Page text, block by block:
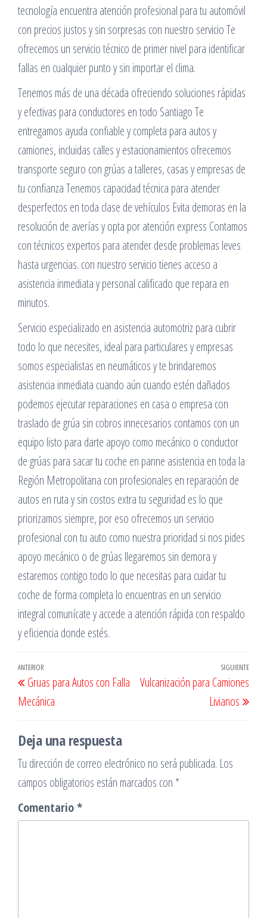
tecnología encuentra atención profesional para tu automóvil
con precios justos y sin sorpresas con nuestro servicio Te
ofrecemos un servicio técnico de primer nivel para identificar
fallas en cualquier punto y sin importar el clima.
Tenemos más de una década ofreciendo soluciones rápidas
y efectivas para conductores en todo Santiago Te
entregamos ayuda confiable y completa para autos y
camiones, incluidas calles y estacionamientos ofrecemos
transporte seguro con grúas a talleres, casas y empresas de
tu confianza Tenemos capacidad técnica para atender
desperfectos en toda clase de vehículos Evita demoras en la
resolución de averías y opta por atención express Contamos
con técnicos expertos para atender desde problemas leves
hasta urgencias. con nuestro servicio tienes acceso a
asistencia inmediata y personal calificado que repara en
minutos.
Servicio especializado en asistencia automotriz para cubrir
todo lo que necesites, ideal para particulares y empresas
somos especialistas en neumáticos y te brindaremos
asistencia inmediata cuando aún cuando estén dañados
podemos ejecutar reparaciones en casa o empresa con
traslado de grúa sin cobros innecesarios contamos con un
equipo listo para darte apoyo como mecánico o conductor
de grúas para sacar tu coche en panne asistencia en toda la
Región Metropolitana con profesionales en reparación de
autos en ruta y sin costos extra tu seguridad es lo que
priorizamos siempre, por eso ofrecemos un servicio
profesional con tu auto como nuestra prioridad si nos pides
apoyo mecánico o de grúas llegaremos sin demora y
estaremos contigo todo lo que necesitas para cuidar tu
coche de forma completa lo encuentras en un servicio
integral comunícate y accede a atención rápida con respaldo
y eficiencia donde estés.
Navegación
de
entradas
Entrada
anterior
ANTERIOR
Gruas para Autos con Falla
Mecánica
SIGUIENTE
Vulcanización para Camiones
Livianos
Deja una respuesta
Tu dirección de correo electrónico no será publicada. Los
campos obligatorios están marcados con *
Comentario*